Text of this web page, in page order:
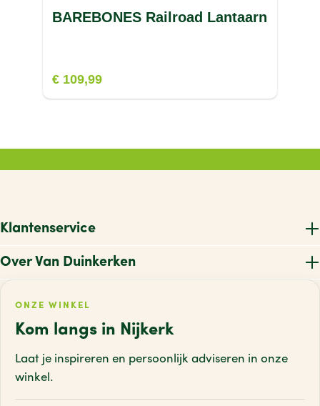
BAREBONES Railroad Lantaarn
€ 109,99
Klantenservice
Over Van Duinkerken
ONZE WINKEL
Kom langs in Nijkerk
Laat je inspireren en persoonlijk adviseren in onze
winkel.